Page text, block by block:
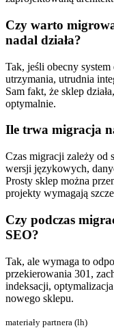
Czy warto
nadal działa?
Tak, jeśli obecny
utrzymania, utrudnia
Sam fakt, że sklep
optymalnie.
Ile trwa migracja
Czas migracji zależy od
wersji językowych,
Prosty sklep można
projekty wymagają
Czy podczas
SEO?
Tak, ale wymaga to
przekierowania 301,
indeksacji,
nowego sklepu.
materiały partnera (lh)